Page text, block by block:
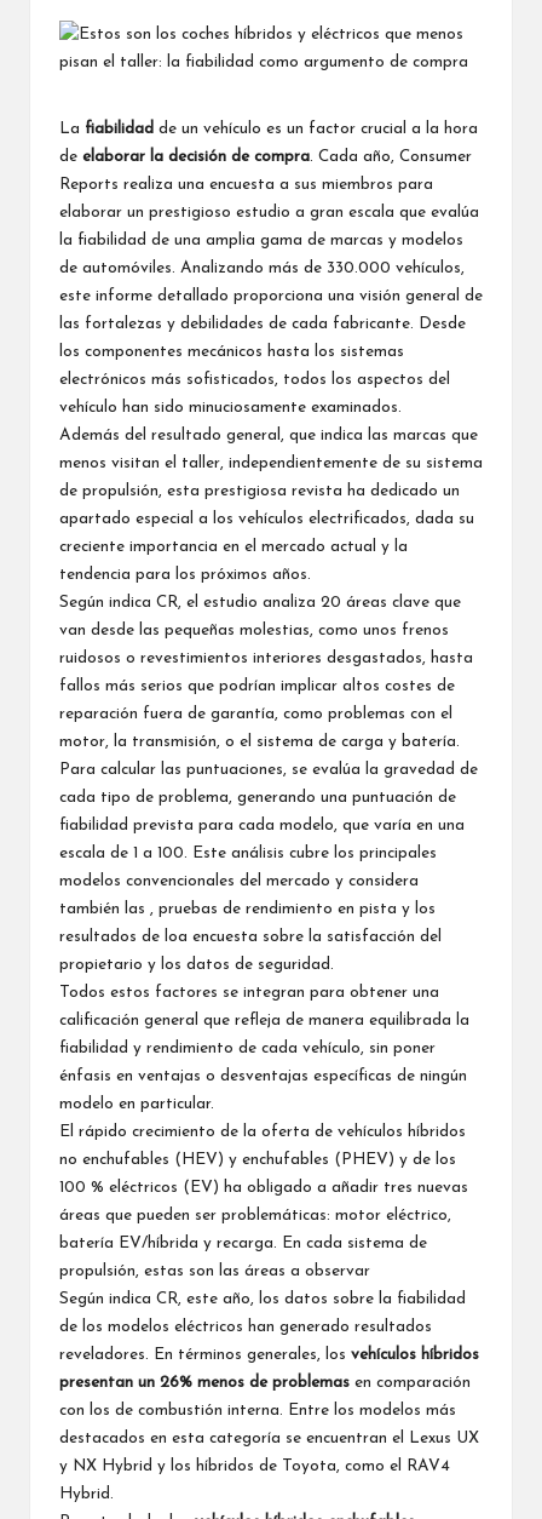
La fiabilidad de un vehículo es un factor crucial a la hora
de elaborar la decisión de compra . Cada año, Consumer
Reports realiza una encuesta a sus miembros para
elaborar un prestigioso estudio a gran escala que evalúa
la fiabilidad de una amplia gama de marcas y modelos
de automóviles. Analizando más de 330.000 vehículos,
este informe detallado proporciona una visión general de
las fortalezas y debilidades de cada fabricante. Desde
los componentes mecánicos hasta los sistemas
electrónicos más sofisticados, todos los aspectos del
vehículo han sido minuciosamente examinados.
Además del resultado general
, que indica las marcas que
menos visitan el taller, independientemente de su sistema
de propulsión, esta prestigiosa revista ha dedicado un
apartado especial a los vehículos electrificados, dada su
creciente importancia en el mercado actual y la
tendencia para los próximos años.
Según indica CR, el estudio analiza 20 áreas clave que
van desde las pequeñas molestias, como unos frenos
ruidosos o revestimientos interiores desgastados, hasta
fallos más serios que podrían implicar altos costes de
reparación fuera de garantía, como problemas con el
motor, la transmisión, o el sistema de carga y batería.
Para calcular las puntuaciones, se evalúa la gravedad de
cada tipo de problema, generando una puntuación de
fiabilidad prevista para cada modelo, que varía en una
escala de 1 a 100. Este análisis cubre los principales
modelos convencionales del mercado y considera
también las , pruebas de rendimiento en pista y los
resultados de loa encuesta sobre la satisfacción del
propietario y los datos de seguridad.
Todos estos factores se integran para obtener una
calificación general que refleja de manera equilibrada la
fiabilidad y rendimiento de cada vehículo, sin poner
énfasis en ventajas o desventajas específicas de ningún
modelo en particular.
El rápido crecimiento de la oferta de vehículos híbridos
no enchufables (HEV) y enchufables (PHEV) y de los
100 % eléctricos (EV) ha obligado a añadir tres nuevas
áreas que pueden ser problemáticas: motor eléctrico,
batería EV/híbrida y recarga. En cada sistema de
propulsión, estas son las áreas a observar
Según indica CR, este año, los datos sobre la fiabilidad
de los modelos eléctricos han generado resultados
reveladores. En términos generales, los vehículos híbridos
presentan un 26% menos de problemas en comparación
con los de combustión interna. Entre los modelos más
destacados en esta categoría se encuentran el Lexus UX
y NX Hybrid y los híbridos de Toyota, como el RAV4
Hybrid.